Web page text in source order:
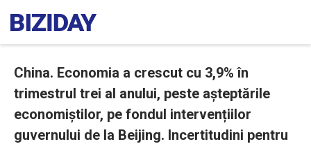
China. Economia a crescut cu 3,9% în
trimestrul trei al anului, peste așteptările
economiștilor, pe fondul intervențiilor
guvernului de la Beijing. Incertitudini pentru